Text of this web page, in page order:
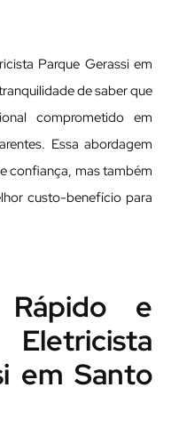
Parque Gerassi em
de saber que
comprometido em
Essa abordagem
confiança, mas também
custo-benefício para
Rápido e
em Santo